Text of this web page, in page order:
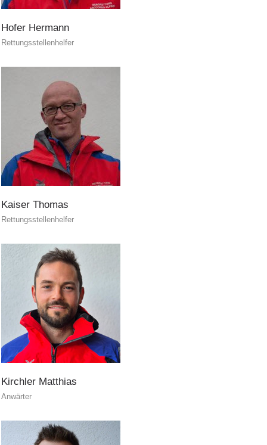
ATTIVITÁ
Hofer Hermann
Rettungsstellenhelfer
Kaiser Thomas
Rettungsstellenhelfer
Kirchler Matthias
Anwärter